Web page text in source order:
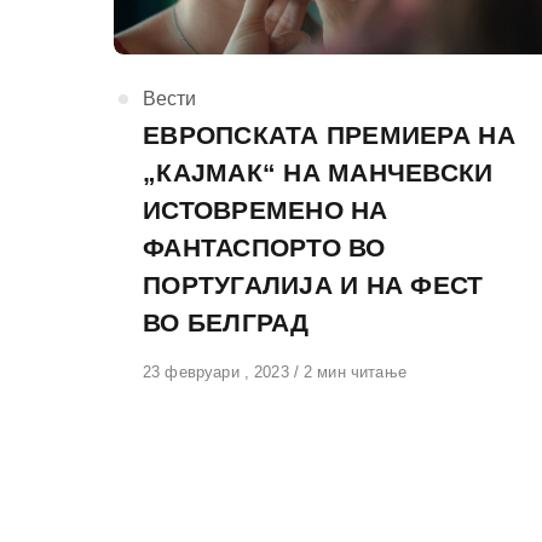
КАтегорија
Вести
ЕВРОПСКАТА ПРЕМИЕРА НА
„КАЈМАК“ НА МАНЧЕВСКИ
ИСТОВРЕМЕНО НА
ФАНТАСПОРТО ВО
ПОРТУГАЛИЈА И НА ФЕСТ
ВО БЕЛГРАД
Објавено
23 февруари , 2023 2 мин читање